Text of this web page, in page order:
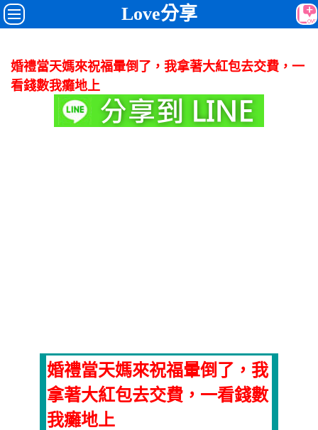
Love分享
婚禮當天媽來祝福暈倒了，我拿著大紅包去交費，一
看錢數我癱地上
婚禮當天媽來祝福暈倒了，我
拿著大紅包去交費，一看錢數
我癱地上